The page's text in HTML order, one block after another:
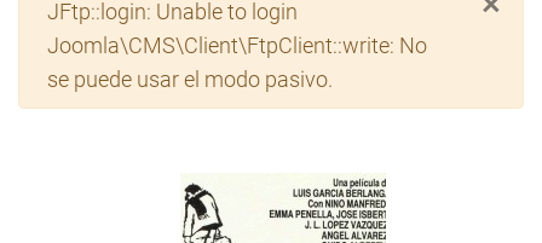
Advertencia
JFtp::login: Unable to login
Joomla\CMS\Client\FtpClient::write: No
se puede usar el modo pasivo.